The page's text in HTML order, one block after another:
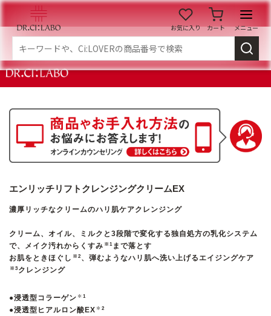
お気に入り カート メニュー
新規会員登録
スキンケア
商品カテゴリーから探す
メイク落とし 洗顔
乳液 美容液
ゲル
エンリッチリフトクレンジングクリームEX
濃厚リッチなクリームのハリ肌ケアクレンジング
クリーム、オイル、ミルクと3段階で変化する独自処方の乳化システム
で、メイク汚れからくすみ ※1まで落とす
お肌をときほぐし ※2、弾むようなハリ肌へ洗い上げるエイジングケア
※3 クレンジング
●浸透型コラーゲン ＊ 1
●浸透型ヒアルロン酸EX ＊ 2